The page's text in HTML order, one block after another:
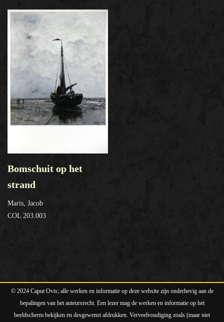
Bomschuit op het
strand
Maris, Jacob
COL 203.003
© 2024 Caput Ovis; alle werken en informatie op deze website zijn onderhevig aan de
bepalingen van het auteursrecht. Een lezer mag de werken en informatie op het
beeldscherm bekijken en desgewenst afdrukken. Verveelvoudiging zoals (maar niet